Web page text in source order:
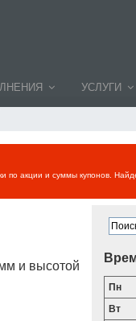
УСЛУГИ
по акции и суммы купонов.
и высотой
Пн
Вт